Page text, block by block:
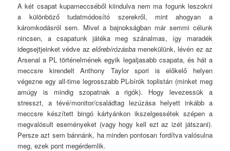
A két csapat kupameccséből kiindulva nem ma fogunk leszokni
a különböző tudatmódosító szerekről, mint ahogyan a
káromkodásról sem. Mivel a bajnokságban már semmi célunk
nincsen, a csapatunk játéka meg szánalmas, így maradék
idegsejtjeinket védve az előrebírózásbamenekülünk, lévén ez az
Arsenal a PL történelmének egyik legaljasabb csapata, és hát a
meccsre kirendelt Anthony Taylor spori is előkelő helyen
végezne egy all-time legrosszabb PL-bírók toplistán (minket meg
amúgy is mindig szopatnak a rigók). Hogy levezessük a
stresszt, a tévé/monitor/családtag lezúzása helyett inkább a
meccsre készített bingó kártyánkon ikszelgessétek szépen a
megvalósult eseményeket (vagy hogy kell ezt az izét játszani).
Persze azt sem bánnánk, ha minden pontosan fordítva valósulna
meg, ezek pont megérdemlik.